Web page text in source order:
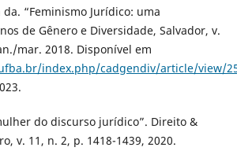
da. “Feminismo Jurídico: uma
de Gênero e Diversidade, Salvador, v.
mar. 2018. Disponível em
index.php/cadgendiv/article/view/
do discurso jurídico”. Direito &
v. 11, n. 2, p. 1418-1439, 2020.